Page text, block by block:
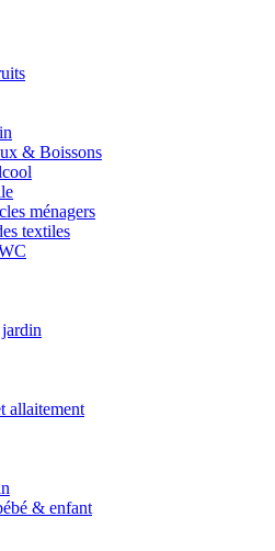
& Boissons
ménagers
textiles
allaitement
& enfant